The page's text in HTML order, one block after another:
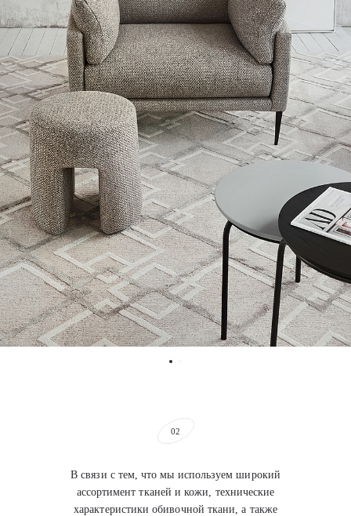
02
В связи с тем, что мы используем широкий
ассортимент тканей и кожи, технические
характеристики обивочной ткани, а также